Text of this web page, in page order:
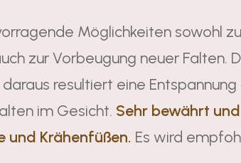
Möglichkeiten sowohl
zur Vorbeugung neuer Falten.
daraus resultiert eine
im Gesicht. Sehr bewährt
und Krähenfüßen. Es wird